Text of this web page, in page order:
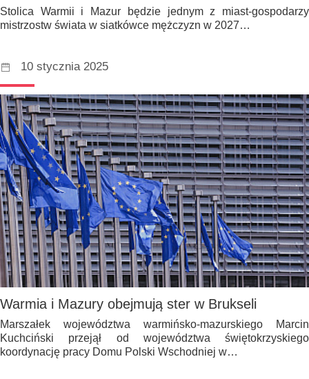
Stolica Warmii i Mazur będzie jednym z miast-gospodarzy
mistrzostw świata w siatkówce mężczyzn w 2027…
10 stycznia 2025
Warmia i Mazury obejmują ster w Brukseli
Marszałek województwa warmińsko-mazurskiego Marcin
Kuchciński przejął od województwa świętokrzyskiego
koordynację pracy Domu Polski Wschodniej w…